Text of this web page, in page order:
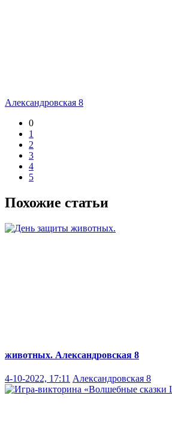
Александровская 8
0
1
2
3
4
5
Похожие статьи
животных. Александровская 8
4-10-2022, 17:11 Александровская 8